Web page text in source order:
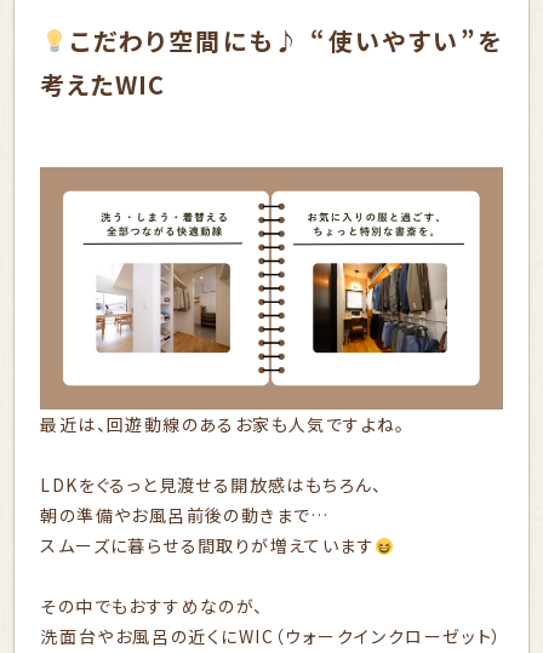
こだわり空間にも♪ “使いやすい”を
考えたWIC
最近は、回遊動線のあるお家も人気ですよね。
LDKをぐるっと見渡せる開放感はもちろん、
朝の準備やお風呂前後の動きまで…
スムーズに暮らせる間取りが増えています
その中でもおすすめなのが、
洗面台やお風呂の近くにWIC（ウォークインクローゼット）